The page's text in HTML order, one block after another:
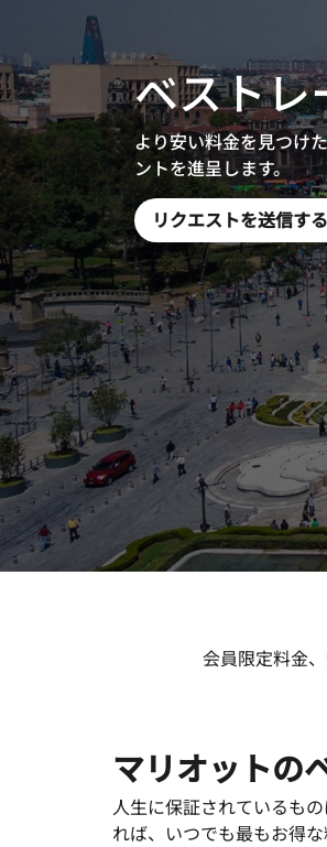
ベストレ
より安い料金を見つけ
ントを進呈します。
リクエストを送信す
会員限定料金
マリオットの
人生に保証されているも
れば、いつでも最もお得な